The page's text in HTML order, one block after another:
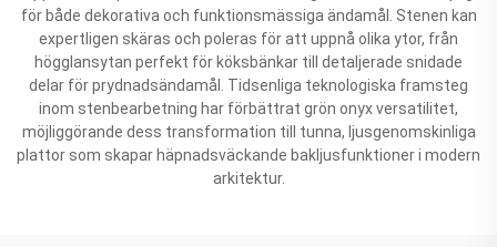
för både dekorativa och funktionsmässiga ändamål. Stenen kan
expertligen skäras och poleras för att uppnå olika ytor, från
högglansytan perfekt för köksbänkar till detaljerade snidade
delar för prydnadsändamål. Tidsenliga teknologiska framsteg
inom stenbearbetning har förbättrat grön onyx versatilitet,
möjliggörande dess transformation till tunna, ljusgenomskinliga
plattor som skapar häpnadsväckande bakljusfunktioner i modern
arkitektur.